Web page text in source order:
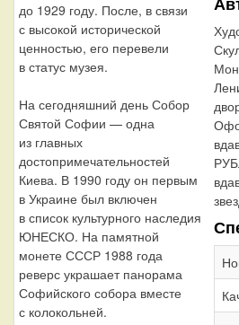
до 1929 году. После, в связи
с высокой исторической
ценностью, его перевели
в статус музея.
На сегодняшний день Собор
Святой Софии — одна
из главных
достопримечательностей
Киева. В 1990 году он первым
в Украине был включен
в список культурного наследия
ЮНЕСКО. На памятной
монете СССР 1988 года
реверс украшает панорама
Софийского собора вместе
с колокольней.